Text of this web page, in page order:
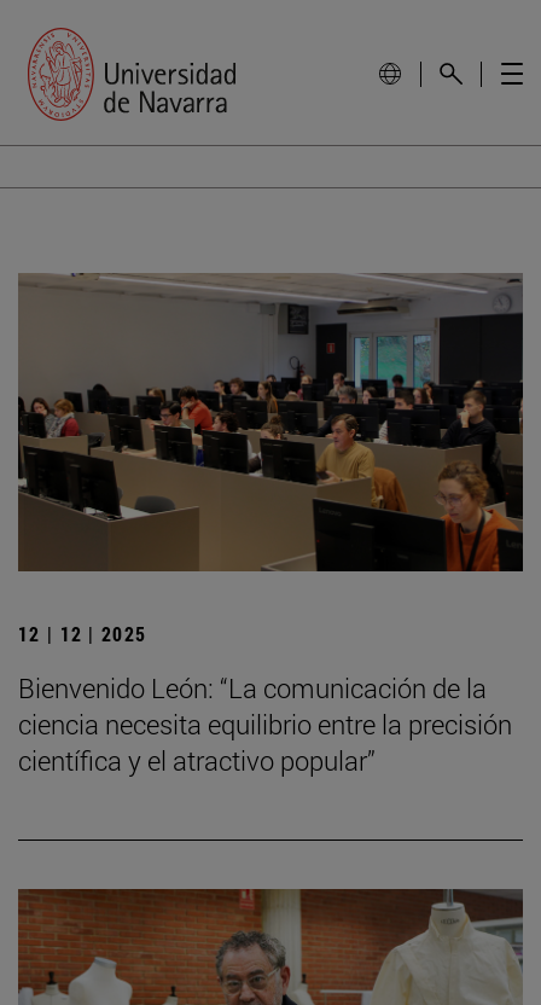
12 | 12 | 2025
Bienvenido León: “La comunicación de la
ciencia necesita equilibrio entre la precisión
científica y el atractivo popular”